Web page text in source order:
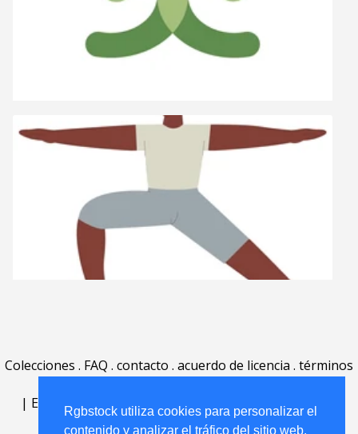
Rgbstock utiliza cookies para personalizar el
contenido y analizar el tráfico del sitio web.
Colecciones . FAQ . contacto . acuerdo de licencia . términos
| English | Deutsch| Español Português
Nederlands|